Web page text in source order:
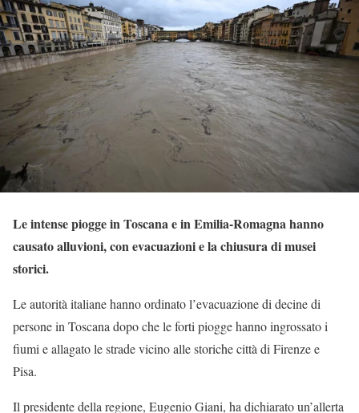
Le intense piogge in Toscana e in Emilia-Romagna hanno
causato alluvioni, con evacuazioni e la chiusura di musei
storici.
Le autorità italiane hanno ordinato l’evacuazione di decine di
persone in Toscana dopo che le forti piogge hanno ingrossato i
fiumi e allagato le strade vicino alle storiche città di Firenze e
Pisa.
Il presidente della regione, Eugenio Giani, ha dichiarato un’allerta